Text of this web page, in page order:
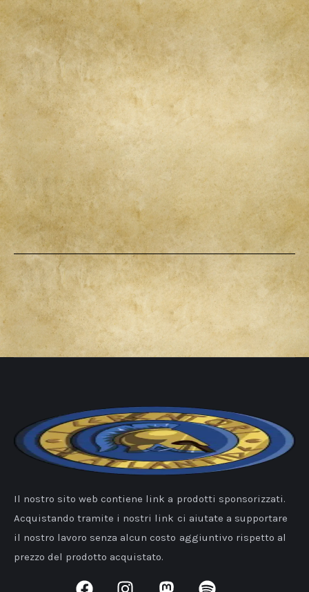
Il nostro sito web contiene link a prodotti sponsorizzati.
Acquistando tramite i nostri link ci aiutate a supportare
il nostro lavoro senza alcun costo aggiuntivo rispetto al
prezzo del prodotto acquistato.